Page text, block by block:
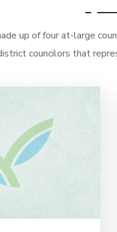
up of four at-large
councilors that